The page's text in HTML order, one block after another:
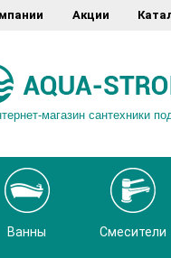
Акции
магазин сантехники
Ванны Смесители